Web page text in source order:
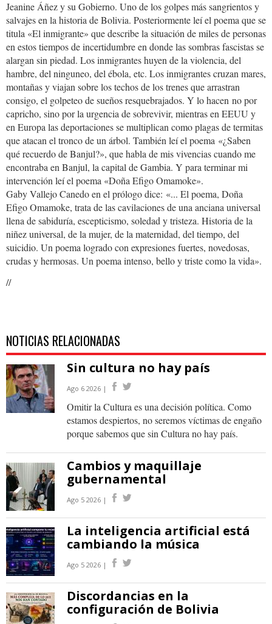
Jeanine Áñez y su Gobierno. Uno de los golpes más sangrientos y
salvajes en la historia de Bolivia. Posteriormente leí el poema que se
titula «El inmigrante» que describe la situación de miles de personas
en estos tiempos de incertidumbre en donde las sombras fascistas se
alargan sin piedad. Los inmigrantes huyen de la violencia, del
hambre, del ninguneo, del ébola, etc. Los inmigrantes cruzan mares,
montañas y viajan sobre los techos de los trenes que arrastran
consigo, el golpeteo de sueños resquebrajados. Y lo hacen no por
capricho, sino por la urgencia de sobrevivir, mientras en EEUU y
en Europa las deportaciones se multiplican como plagas de termitas
que atacan el tronco de un árbol. También leí el poema «¿Saben
qué recuerdo de Banjul?», que habla de mis vivencias cuando me
encontraba en Banjul, la capital de Gambia. Y para terminar mi
intervención leí el poema «Doña Efigo Omamoke».
Gaby Vallejo Canedo en el prólogo dice: «... El poema, Doña
Efigo Omamoke, trata de las cavilaciones de una anciana universal
llena de sabiduría, escepticismo, soledad y tristeza. Historia de la
niñez universal, de la mujer, de la maternidad, del tiempo, del
suicidio. Un poema logrado con expresiones fuertes, novedosas,
crudas y hermosas. Un poema intenso, bello y triste como la vida».
//
NOTICIAS RELACIONADAS
Sin cultura no hay país
Ago 6 2026 |
Omitir la Cultura es una decisión política. Como
estamos despiertos, no seremos víctimas de engaño
porque sabemos que sin Cultura no hay país.
Cambios y maquillaje
gubernamental
Ago 5 2026 |
La inteligencia artificial está
cambiando la música
Ago 5 2026 |
Discordancias en la
configuración de Bolivia